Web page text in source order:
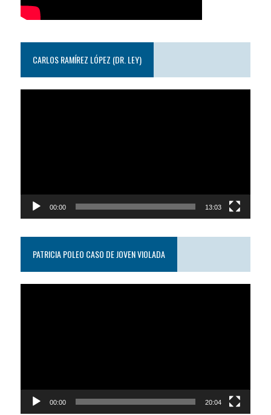
CARLOS RAMÍREZ LÓPEZ (DR. LEY)
00:00 13:03
PATRICIA POLEO CASO DE JOVEN VIOLADA
00:00 20:04